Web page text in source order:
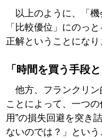
以上のように、「機
「比較優位」にのっ
正解ということになり
「時間を買う手段
他方、フランクリン
ことによって、一つ
用”の損失回避を突き
ないのでは？」という